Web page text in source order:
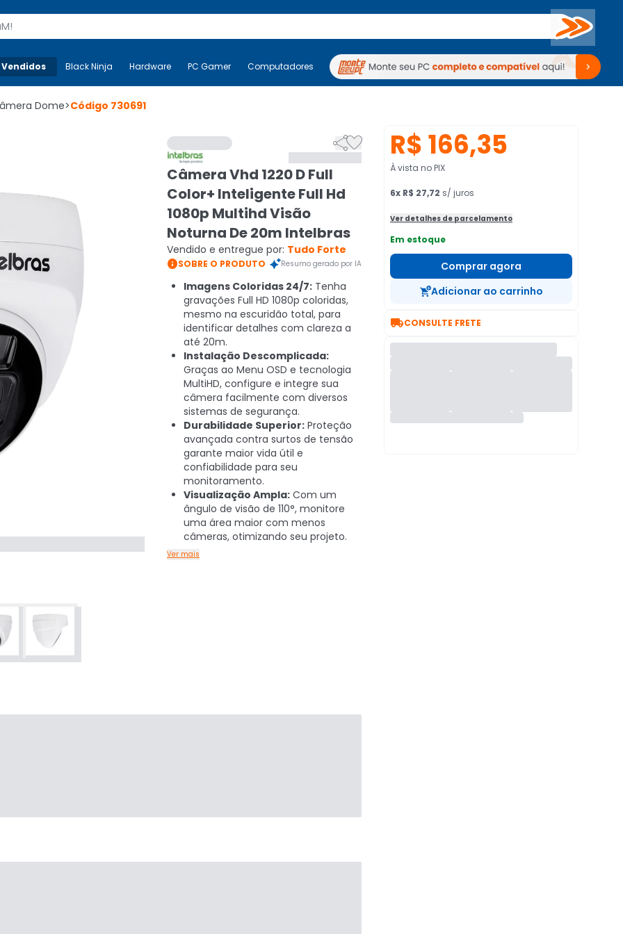
Buscar
Mais-v- Black Ninja Hardware PC Gamer Computadores Periféricos TV Venda no KaBuM!
Black Ninja Hardware PC Gamer Computadores Periféricos TV Venda no KaBuM!
Dome>Código 730691

Câmera Vhd 1220 D Full
Color+ Inteligente Full Hd
1080p Multihd Visão
Noturna De 20m Intelbras
Vendido e entregue por: Tudo Forte
SOBRE O PRODUTO Resumo gerado por IA
Imagens Coloridas 24/7: Tenha
gravações Full HD 1080p coloridas,
mesmo na escuridão total, para
identificar detalhes com clareza a
até 20m.
Instalação Descomplicada:
Graças ao Menu OSD e tecnologia
MultiHD, configure e integre sua
câmera facilmente com diversos
sistemas de segurança.
Durabilidade Superior: Proteção
avançada contra surtos de tensão
garante maior vida útil e
confiabilidade para seu
monitoramento.
Visualização Ampla: Com um
ângulo de visão de 110°, monitore
uma área maior com menos
câmeras, otimizando seu projeto.
Ver mais
R$ 166,35
À vista no PIX
6x R$ 27,72 s/ juros
Ver detalhes de parcelamento
Em estoque
Comprar agora
Adicionar ao carrinho
CONSULTE FRETE